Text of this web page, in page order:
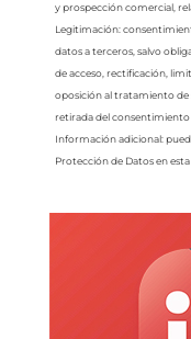
y prospección comercial,
Legitimación:
datos a terceros, salvo
de acceso, rectificación,
oposición al tratamiento de
retirada del
Información adicional:
Protección de Datos en